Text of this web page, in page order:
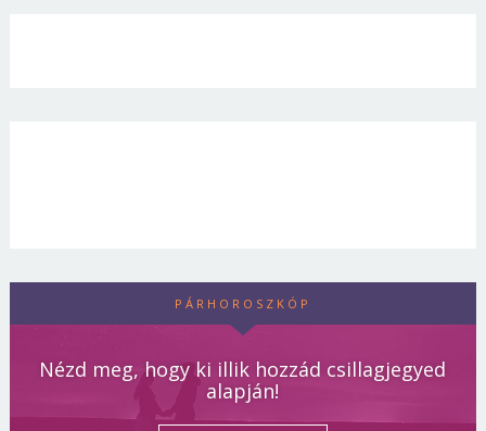
PÁRHOROSZKÓP
Nézd meg, hogy ki illik hozzád csillagjegyed
alapján!